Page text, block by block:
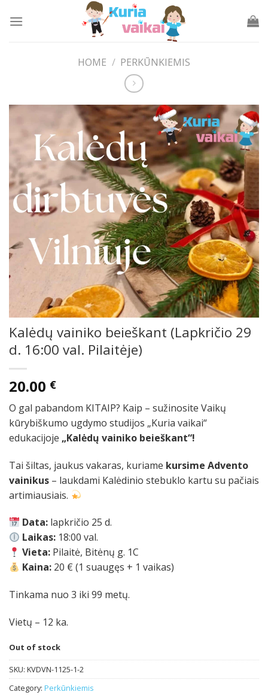
HOME / PERKŪNKIEMIS
Kalėdų vainiko beieškant (Lapkričio 29
d. 16:00 val. Pilaitėje)
20.00 €
O gal pabandom KITAIP? Kaip – sužinosite Vaikų
kūrybiškumo ugdymo studijos „Kuria vaikai“
edukacijoje „Kalėdų vainiko beieškant“!
Tai šiltas, jaukus vakaras, kuriame kursime Advento
vainikus – laukdami Kalėdinio stebuklo kartu su pačiais
artimiausiais.
Data: lapkričio 25 d.
Laikas: 18:00 val.
Vieta: Pilaitė, Bitėnų g. 1C
Kaina: 20 € (1 suaugęs + 1 vaikas)
Tinkama nuo 3 iki 99 metų.
Vietų – 12 ka.
Out of stock
SKU: KVDVN-1125-1-2
Category: Perkūnkiemis